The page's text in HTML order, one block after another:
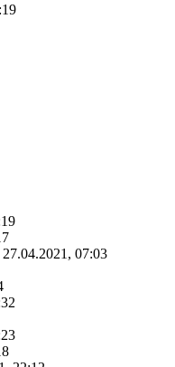
27.04.2021, 07:03